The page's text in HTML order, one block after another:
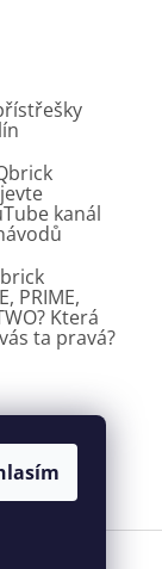
kanál
PRIME,
Která
ta pravá?